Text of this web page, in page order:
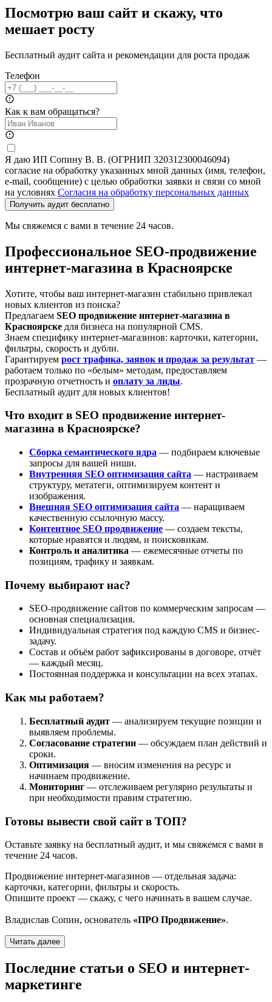
Посмотрю ваш сайт и скажу, что
мешает росту
Бесплатный аудит сайта и рекомендации для роста продаж
Телефон
Как к вам обращаться?
Я даю ИП Сопину В. В. (ОГРНИП 320312300046094)
согласие на обработку указанных мной данных (имя, телефон,
e-mail, сообщение) с целью обработки заявки и связи со мной
на условиях Согласия на обработку персональных данных
Получить аудит бесплатно
Мы свяжемся с вами в течение 24 часов.
Профессиональное SEO-продвижение
интернет-магазина в Красноярске
Хотите, чтобы ваш интернет-магазин стабильно привлекал
новых клиентов из поиска?
Предлагаем SEO продвижение интернет-магазина в
Красноярске для бизнеса на популярной CMS.
Знаем специфику интернет-магазинов: карточки, категории,
фильтры, скорость и дубли.
Гарантируем рост трафика, заявок и продаж за результат —
работаем только по «белым» методам, предоставляем
прозрачную отчетность и оплату за лиды.
Бесплатный аудит для новых клиентов!
Что входит в SEO продвижение интернет-
магазина в Красноярске?
Сборка семантического ядра — подбираем ключевые
запросы для вашей ниши.
Внутренняя SEO оптимизация сайта — настраиваем
структуру, метатеги, оптимизируем контент и
изображения.
Внешняя SEO оптимизация сайта — наращиваем
качественную ссылочную массу.
Контентное SEO продвижение — создаем тексты,
которые нравятся и людям, и поисковикам.
Контроль и аналитика — ежемесячные отчеты по
позициям, трафику и заявкам.
Почему выбирают нас?
SEO-продвижение сайтов по коммерческим запросам —
основная специализация.
Индивидуальная стратегия под каждую CMS и бизнес-
задачу.
Состав и объём работ зафиксированы в договоре, отчёт
— каждый месяц.
Постоянная поддержка и консультации на всех этапах.
Как мы работаем?
Бесплатный аудит — анализируем текущие позиции и
выявляем проблемы.
Согласование стратегии — обсуждаем план действий и
сроки.
Оптимизация — вносим изменения на ресурс и
начинаем продвижение.
Мониторинг — отслеживаем регулярно результаты и
при необходимости правим стратегию.
Готовы вывести свой сайт в ТОП?
Оставьте заявку на бесплатный аудит, и мы свяжемся с вами в
течение 24 часов.
Продвижение интернет-магазинов — отдельная задача:
карточки, категории, фильтры и скорость.
Опишите проект — скажу, с чего начинать в вашем случае.
Владислав Сопин, основатель «ПРО Продвижение».
Читать далее
Последние статьи о SEO и интернет-
маркетинге